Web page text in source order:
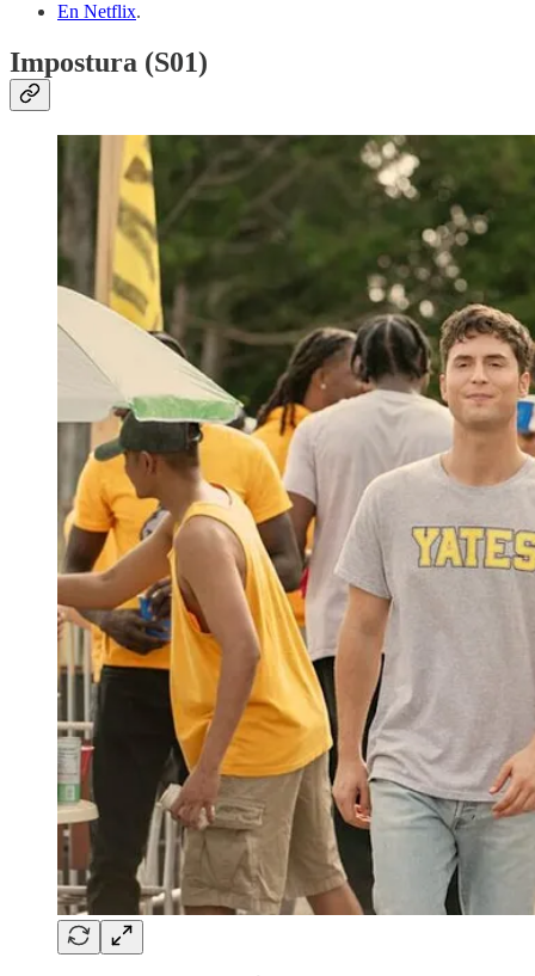
En Netflix.
Impostura (S01)